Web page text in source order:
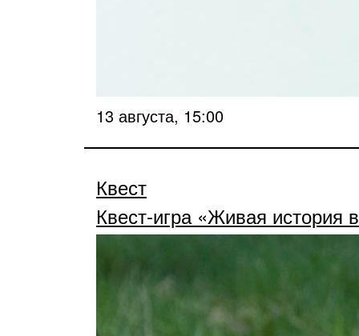
13 августа, 15:00
Квест
Квест-игра «Живая история